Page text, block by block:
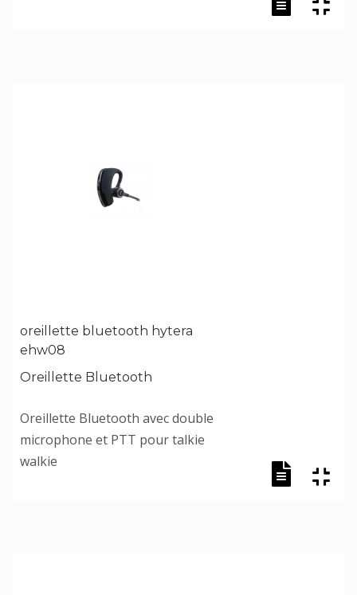
oreillette bluetooth hytera
ehw08
Oreillette Bluetooth
Oreillette Bluetooth avec double
microphone et PTT pour talkie
walkie